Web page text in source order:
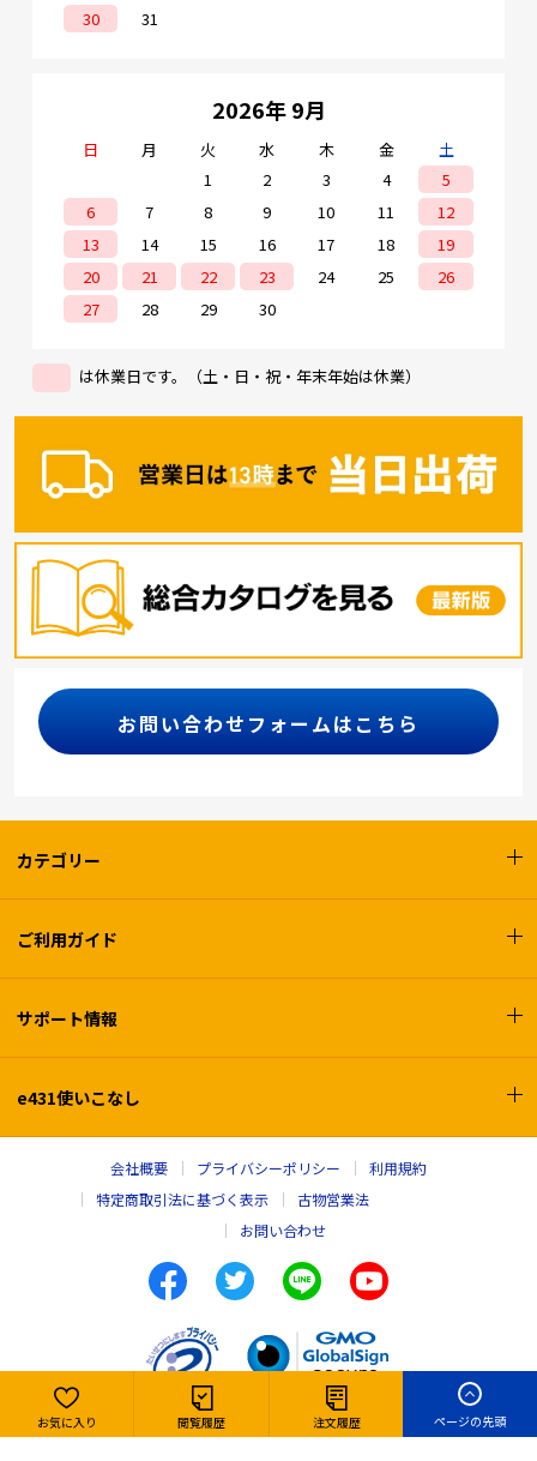
お気に入り 閲覧履歴 注文履歴 ページの先頭
30
31
2026年 9月
日 月 火 水 木 金
土
1
2 3 4
5
6
7 8 9 10 11
12
13
14 15 16 17 18
19
20
21 22 23 24 25
26
27
28 29 30
は休業日です。（土・日・祝・年末年始は休業）
お問い合わせフォームはこちら
カテゴリー
ご利用ガイド
サポート情報
e431使いこなし
会社概要 プライバシーポリシー
利用規約
特定商取引法に基づく表示
古物営業法
お問い合わせ
Copyright © e431, INC. All rights reserved,